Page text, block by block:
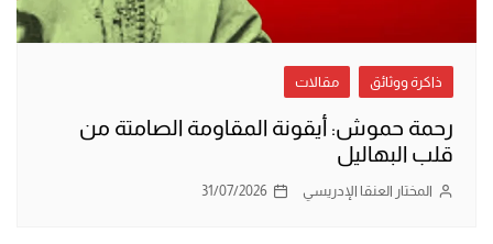
ذاكرة ووثائق مقالات
رحمة حموش: أيقونة المقاومة الصامتة من
قلب البهاليل
المختار العنقا الإدريسي 31/07/2026